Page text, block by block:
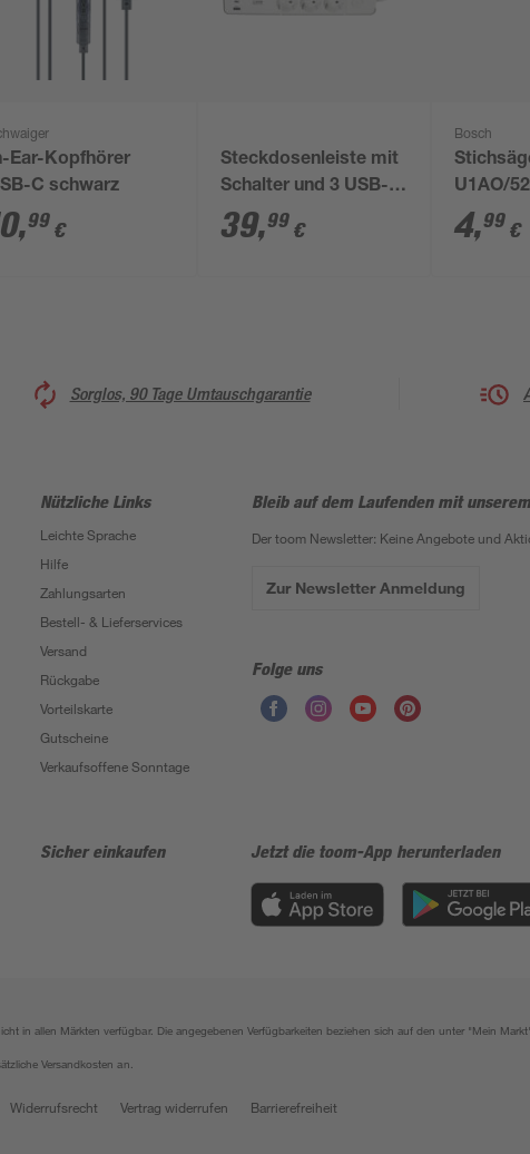
Ear-Kopfhörer
C schwarz
,99 €
Steckdosenleiste mit
Schalter und 3 USB-
Ports weiß/grau 3-
fach
39,99 €
Bosch
U1AO/52
4,99 €
Sorglos, 90 Tage Umtauschgarantie
Nützliche Links
Leichte Sprache
Hilfe
Zahlungsarten
Bestell- & Lieferservices
Versand
Rückgabe
Vorteilskarte
Gutscheine
Verkaufsoffene Sonntage
Bleib auf dem Laufenden mit
Der toom Newsletter: Keine Angebote und
Zur Newsletter Anmeldung
Folge uns
Sicher einkaufen Jetzt die toom-App herunterladen
in allen Märkten verfügbar. Die angegebenen Verfügbarkeiten beziehen sich auf den unter "Mein
Versandkosten an.
Widerrufsrecht Vertrag widerrufen Barrierefreiheit